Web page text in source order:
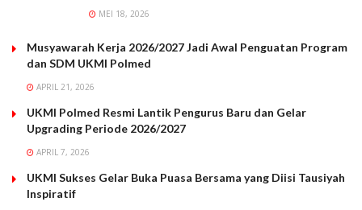
MEI 18, 2026
Musyawarah Kerja 2026/2027 Jadi Awal Penguatan Program
dan SDM UKMI Polmed
APRIL 21, 2026
UKMI Polmed Resmi Lantik Pengurus Baru dan Gelar
Upgrading Periode 2026/2027
APRIL 7, 2026
UKMI Sukses Gelar Buka Puasa Bersama yang Diisi Tausiyah
Inspiratif